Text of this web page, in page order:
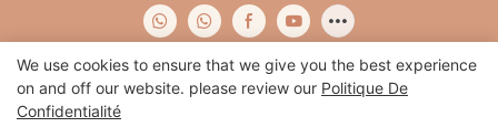
Copyright © 2026 Qidian-
We use cookies to ensure that we give you the best experience
on and off our website. please review our Politique De
Confidentialité